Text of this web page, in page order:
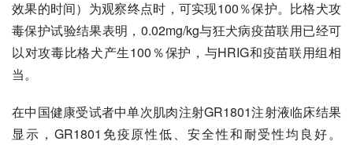
效果的时间）为观察终点时，可实现100％保护。比格犬攻
毒保护试验结果表明，0.02mg/kg与狂犬病疫苗联用已经可
以对攻毒比格犬产生100％保护，与HRIG和疫苗联用组相
当。
在中国健康受试者中单次肌肉注射GR1801注射液临床结果
显示，GR1801免疫原性低、安全性和耐受性均良好。